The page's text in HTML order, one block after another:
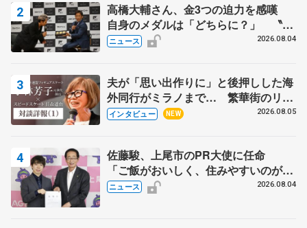
高橋大輔さん、金3つの迫力を感嘆
自身のメダルは「どちらに？」 〝リ
ス兄弟〟オリンピック3連覇の野村忠
ニュース 2026.08.04
夫が「思い出作りに」と後押しした海
外同行がミラノまで… 繁華街のリン
クでは不良のお兄さんも味方に 小林
インタビュー NEW 2026.08.05
佐藤駿、上尾市のPR大使に任命
「ご飯がおいしく、住みやすいのが魅
力」
ニュース 2026.08.04